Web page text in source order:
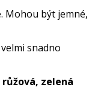
Mohou být jemné,
snadno
zelená